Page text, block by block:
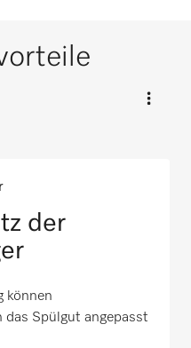
der
können
das Spülgut angepasst